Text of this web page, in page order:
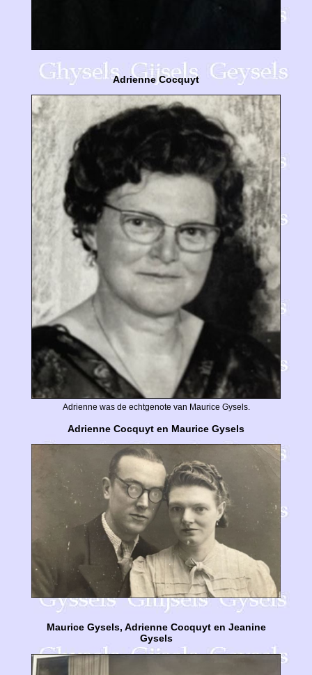
Adrienne Cocquyt
Adrienne was de echtgenote van Maurice Gysels.
Adrienne Cocquyt en Maurice Gysels
Maurice Gysels, Adrienne Cocquyt en Jeanine
Gysels